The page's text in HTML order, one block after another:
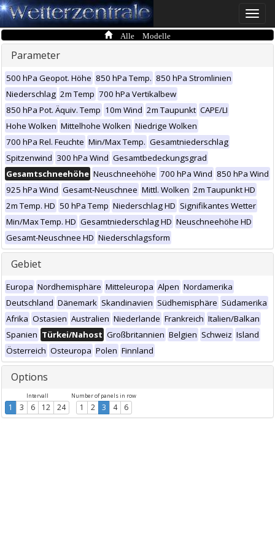
Toggle
Alle Modelle
Parameter
500 hPa Geopot. Höhe 850 hPa Temp. 850 hPa Stromlinien
Niederschlag 2m Temp 700 hPa Vertikalbew
850 hPa Pot. Äquiv. Temp 10m Wind 2m Taupunkt CAPE/LI
Hohe Wolken Mittelhohe Wolken Niedrige Wolken
700 hPa Rel. Feuchte Min/Max Temp. Gesamtniederschlag
Spitzenwind 300 hPa Wind Gesamtbedeckungsgrad
Gesamtschneehöhe Neuschneehöhe 700 hPa Wind 850 hPa Wind
925 hPa Wind Gesamt-Neuschnee Mittl. Wolken 2m Taupunkt HD
2m Temp. HD 50 hPa Temp Niederschlag HD Signifikantes Wetter
Min/Max Temp. HD Gesamtniederschlag HD Neuschneehöhe HD
Gesamt-Neuschnee HD Niederschlagsform
Gebiet
Europa Nordhemisphäre Mitteleuropa Alpen Nordamerika
Deutschland Dänemark Skandinavien Südhemisphäre Südamerika
Afrika Ostasien Australien Niederlande Frankreich Italien/Balkan
Spanien Türkei/Nahost Großbritannien Belgien Schweiz Island
Österreich Osteuropa Polen Finnland
Options
Intervall
1 3 6 12 24
Number of panels in row
1 2 3 4 6